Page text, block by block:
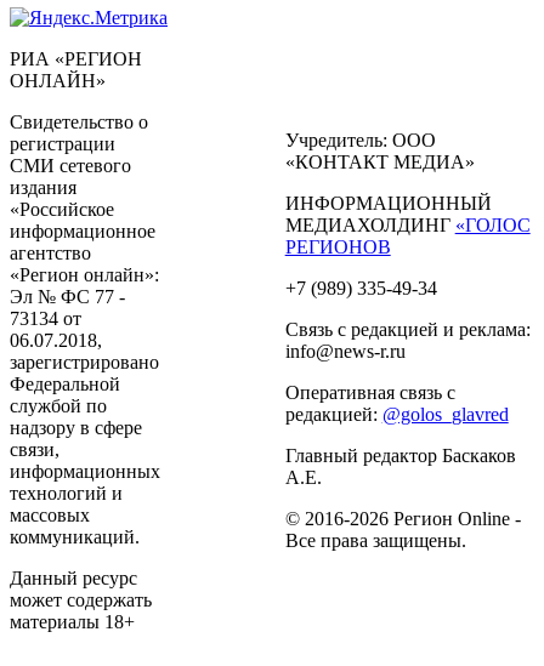
РИА «РЕГИОН
ОНЛАЙН»
Свидетельство о
регистрации
СМИ сетевого
издания
«Российское
информационное
агентство
«Регион онлайн»:
Эл № ФС 77 -
73134 от
06.07.2018,
зарегистрировано
Федеральной
службой по
надзору в сфере
связи,
информационных
технологий и
массовых
коммуникаций.
Данный ресурс
может содержать
материалы 18+
Учредитель: ООО
«КОНТАКТ МЕДИА»
ИНФОРМАЦИОННЫЙ
МЕДИАХОЛДИНГ «ГОЛОС
РЕГИОНОВ
+7 (989) 335-49-34
Связь с редакцией и реклама:
info@news-r.ru
Оперативная связь с
редакцией: @golos_glavred
Главный редактор Баскаков
А.Е.
© 2016-2026 Регион Online -
Все права защищены.